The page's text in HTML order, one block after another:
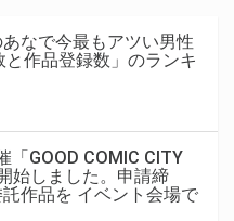
なで今最もアツい男性
作品登録数」のランキ
「GOOD COMIC CITY
始しました。申請締
作品を イベント会場で